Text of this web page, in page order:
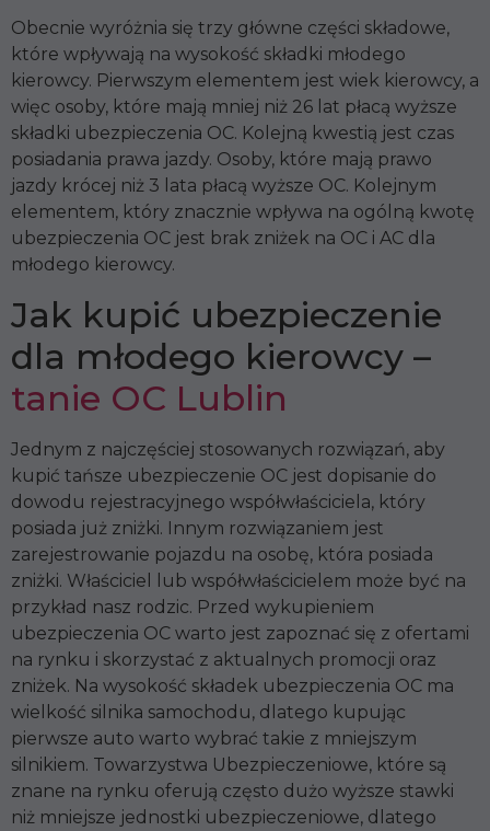
Obecnie wyróżnia się trzy główne części składowe,
które wpływają na wysokość składki młodego
kierowcy. Pierwszym elementem jest wiek kierowcy, a
więc osoby, które mają mniej niż 26 lat płacą wyższe
składki ubezpieczenia OC. Kolejną kwestią jest czas
posiadania prawa jazdy. Osoby, które mają prawo
jazdy krócej niż 3 lata płacą wyższe OC. Kolejnym
elementem, który znacznie wpływa na ogólną kwotę
ubezpieczenia OC jest brak zniżek na OC i AC dla
młodego kierowcy.
Jak kupić ubezpieczenie
dla młodego kierowcy –
tanie OC Lublin
Jednym z najczęściej stosowanych rozwiązań, aby
kupić tańsze ubezpieczenie OC jest dopisanie do
dowodu rejestracyjnego współwłaściciela, który
posiada już zniżki. Innym rozwiązaniem jest
zarejestrowanie pojazdu na osobę, która posiada
zniżki. Właściciel lub współwłaścicielem może być na
przykład nasz rodzic. Przed wykupieniem
ubezpieczenia OC warto jest zapoznać się z ofertami
na rynku i skorzystać z aktualnych promocji oraz
zniżek. Na wysokość składek ubezpieczenia OC ma
wielkość silnika samochodu, dlatego kupując
pierwsze auto warto wybrać takie z mniejszym
silnikiem. Towarzystwa Ubezpieczeniowe, które są
znane na rynku oferują często dużo wyższe stawki
niż mniejsze jednostki ubezpieczeniowe, dlatego